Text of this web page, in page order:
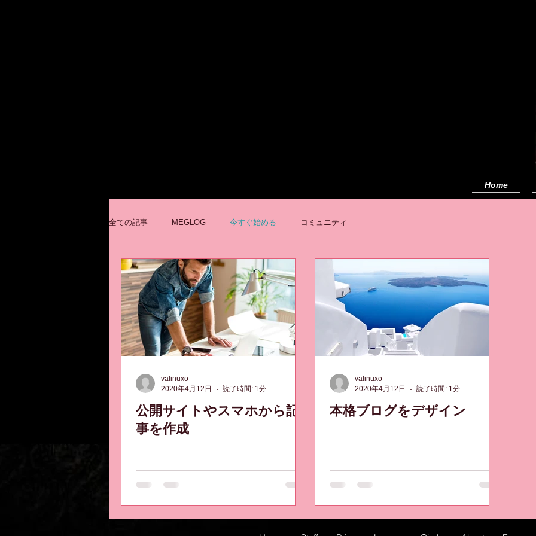
Home
全ての記事 MEGLOG 今すぐ始める コミュニティ
公開サイトやスマホから記
事を作成
valinuxo
2020年4月12日
読了時間: 1分
本格ブログをデザイン
valinuxo
2020年4月12日
読了時間: 1分